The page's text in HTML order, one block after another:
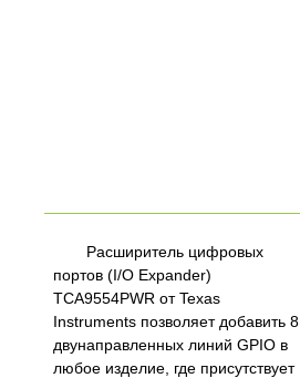
Расширитель цифровых
портов (I/O Expander)
TCA9554PWR от Texas
Instruments позволяет добавить 8
двунаправленных линий GPIO в
любое изделие, где присутствует